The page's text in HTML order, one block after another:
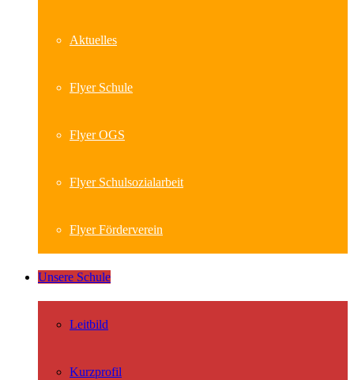
Aktuelles
Flyer Schule
Flyer OGS
Flyer Schulsozialarbeit
Flyer Förderverein
Unsere Schule
Leitbild
Kurzprofil